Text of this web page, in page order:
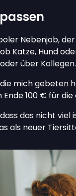
Nebenjob,
Katze, Hund
oder über Kollegen.
mich gebeten
100 € für
das nicht
als neuer